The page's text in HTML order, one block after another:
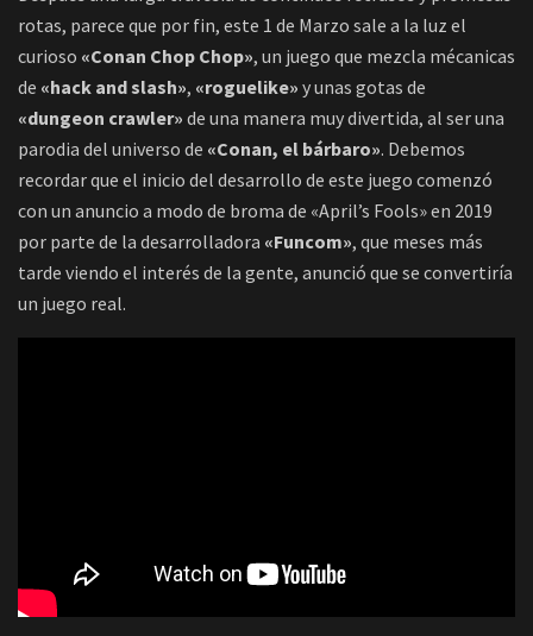
rotas, parece que por fin, este 1 de Marzo sale a la luz el
curioso «Conan Chop Chop», un juego que mezcla mécanicas
de «hack and slash», «roguelike» y unas gotas de
«dungeon crawler» de una manera muy divertida, al ser una
parodia del universo de «Conan, el bárbaro». Debemos
recordar que el inicio del desarrollo de este juego comenzó
con un anuncio a modo de broma de «April’s Fools» en 2019
por parte de la desarrolladora «Funcom», que meses más
tarde viendo el interés de la gente, anunció que se convertiría
un juego real.